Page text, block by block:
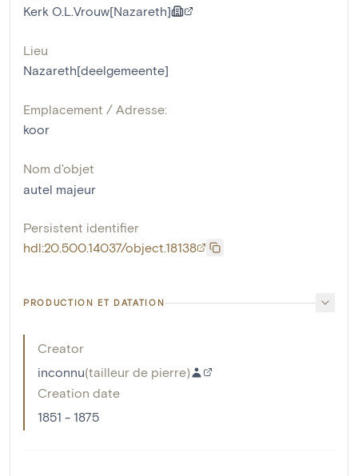
Kerk O.L.Vrouw[Nazareth]
Lieu
Nazareth[deelgemeente]
Emplacement / Adresse:
koor
Nom d'objet
autel majeur
Persistent identifier
hdl:20.500.14037/object.18138
PRODUCTION ET DATATION
Creator
inconnu(tailleur de pierre)
Creation date
1851 - 1875